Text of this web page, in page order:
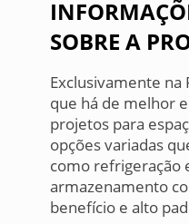
SOBRE A
Exclusivamente
que há de melhor
projetos para
opções variadas
como refrigeração
armazenamento
benefício e alto